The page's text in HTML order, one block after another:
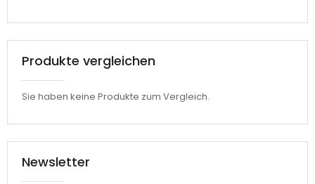
Produkte vergleichen
Sie haben keine Produkte zum Vergleich.
Newsletter